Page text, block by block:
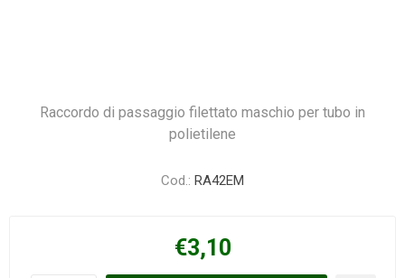
Raccordo di passaggio filettato maschio per tubo in
polietilene
Cod.: RA42EM
€3,10